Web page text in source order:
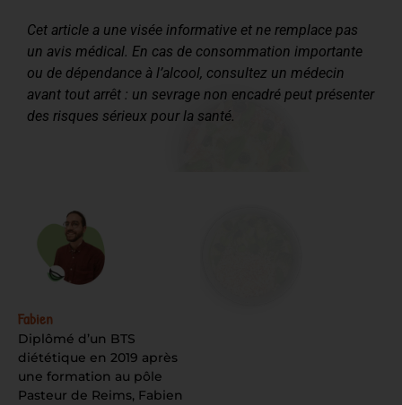
Cet article a une visée informative et ne remplace pas
un avis médical. En cas de consommation importante
ou de dépendance à l’alcool, consultez un médecin
avant tout arrêt : un sevrage non encadré peut présenter
des risques sérieux pour la santé.
Fabien
Diplômé d’un BTS
diététique en 2019 après
une formation au pôle
Pasteur de Reims, Fabien